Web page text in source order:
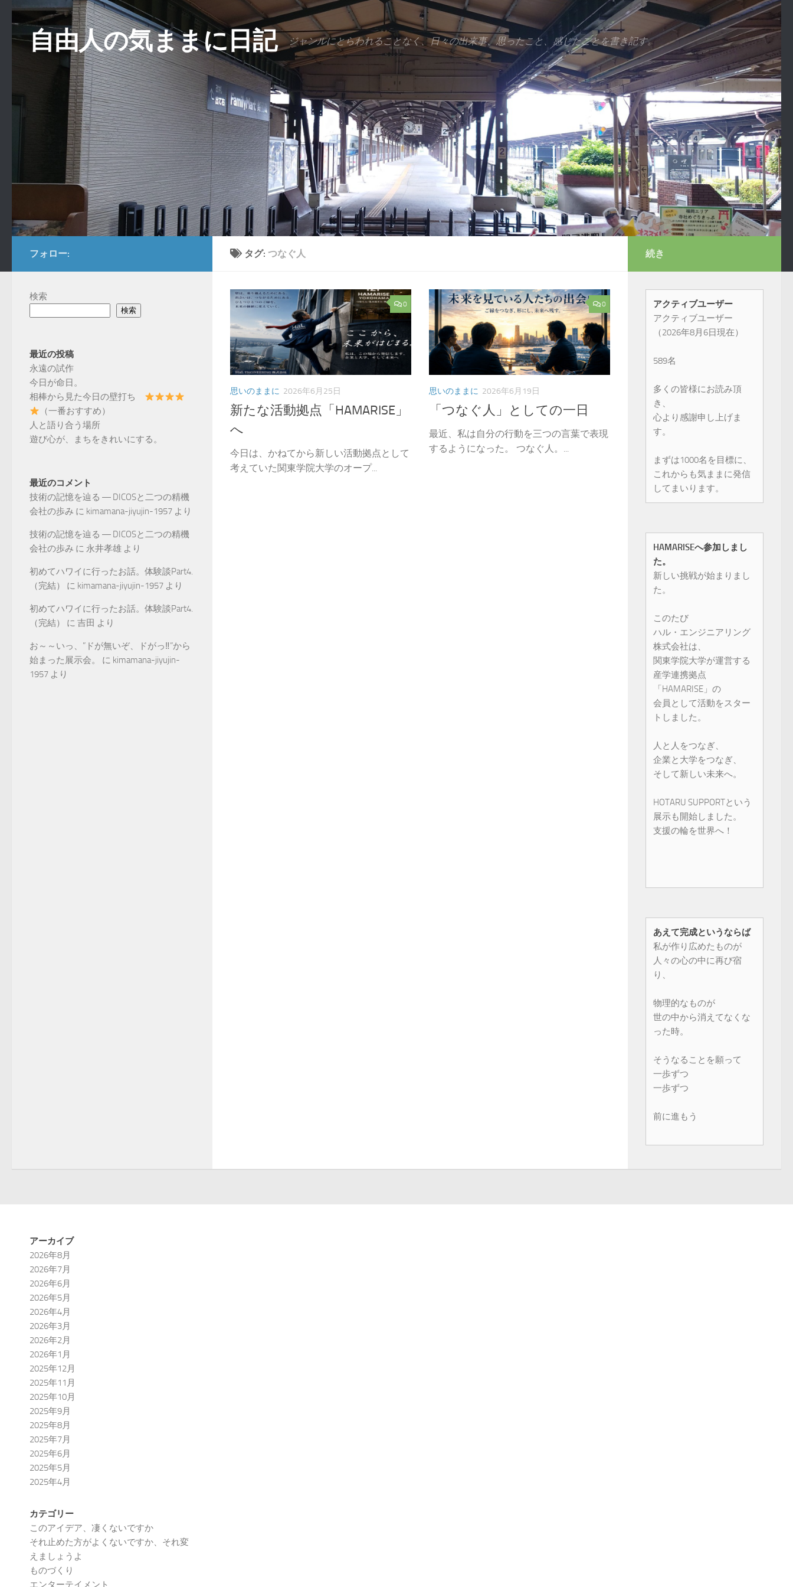
コンテンツへスキップ
自由人の気ままに日記 ジャンルにとらわれることなく、日々の出来事、思ったこと、感じたことを書き記す。
タグ: つなぐ人
0
思いのままに 2026年6月25日
新たな活動拠点「HAMARISE」
へ
今日は、かねてから新しい活動拠点として
考えていた関東学院大学のオープ...
0
思いのままに 2026年6月19日
「つなぐ人」としての一日
最近、私は自分の行動を三つの言葉で表現
するようになった。 つなぐ人。...
フォロー:
検索
検索
最近の投稿
永遠の試作
今日が命日。
相棒から見た今日の壁打ち
（一番おすすめ）
人と語り合う場所
遊び心が、まちをきれいにする。
最近のコメント
技術の記憶を辿る ― DICOSと二つの精機
会社の歩み に kimamana-jiyujin-1957 より
技術の記憶を辿る ― DICOSと二つの精機
会社の歩み に 永井孝雄 より
初めてハワイに行ったお話。体験談Part4.
（完結）
に kimamana-jiyujin-1957 より
初めてハワイに行ったお話。体験談Part4.
（完結）
に 吉田 より
お～～いっ、”ドが無いぞ、ドがっ‼”から
始まった展示会。
に kimamana-jiyujin-
1957 より
続き
アクティブユーザー
アクティブユーザー
（2026年8月6日現在）
589名
多くの皆様にお読み頂
き、
心より感謝申し上げま
す。
まずは1000名を目標に、
これからも気ままに発信
してまいります。
HAMARISEへ参加しまし
た。
新しい挑戦が始まりまし
た。
このたび
ハル・エンジニアリング
株式会社は、
関東学院大学が運営する
産学連携拠点
「HAMARISE」の
会員として活動をスター
トしました。
人と人をつなぎ、
企業と大学をつなぎ、
そして新しい未来へ。
HOTARU SUPPORTという
展示も開始しました。
支援の輪を世界へ！
あえて完成というならば
私が作り広めたものが
人々の心の中に再び宿
り、
物理的なものが
世の中から消えてなくな
った時。
そうなることを願って
一歩ずつ
一歩ずつ
前に進もう
アーカイブ
2026年8月
2026年7月
2026年6月
2026年5月
2026年4月
2026年3月
2026年2月
2026年1月
2025年12月
2025年11月
2025年10月
2025年9月
2025年8月
2025年7月
2025年6月
2025年5月
2025年4月
カテゴリー
このアイデア、凄くないですか
それ止めた方がよくないですか、それ変
えましょうよ
ものづくり
エンターテイメント